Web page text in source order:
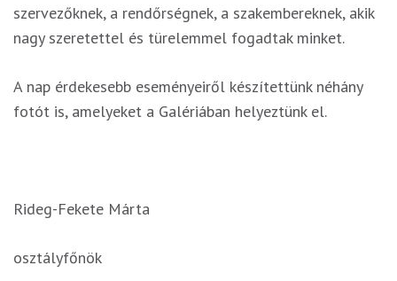
szervezőknek, a rendőrségnek, a szakembereknek, akik
nagy szeretettel és türelemmel fogadtak minket.
A nap érdekesebb eseményeiről készítettünk néhány
fotót is, amelyeket a Galériában helyeztünk el.
Rideg-Fekete Márta
osztályfőnök